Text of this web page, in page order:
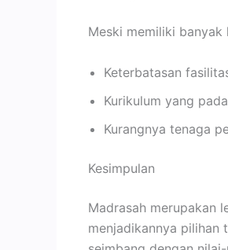
Meski memiliki banyak
Keterbatasan
Kurikulum yang
Kurangnya tenaga
Kesimpulan
Madrasah merupakan
menjadikannya pilihan